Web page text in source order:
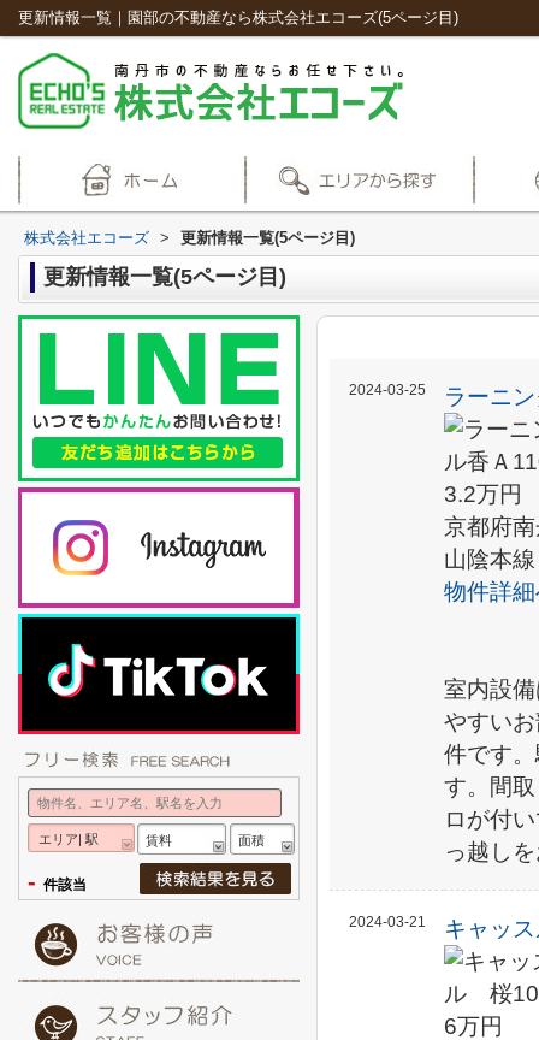
更新情報一覧｜園部の不動産なら株式会社エコーズ(5ページ目)
株式会社エコーズ > 更新情報一覧(5ページ目)
更新情報一覧(5ページ目)
2024-03-25 ラーニ
3.2万円
京都府
山陰本
物件詳
室内設
やすい
件です
す。間
ロが付
っ越し
2024-03-21 キャッ
6万円
エリア| 駅 賃料 面積
- 件該当